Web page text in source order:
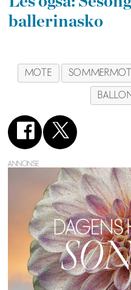
ballerinasko
MOTE
ANNONSE